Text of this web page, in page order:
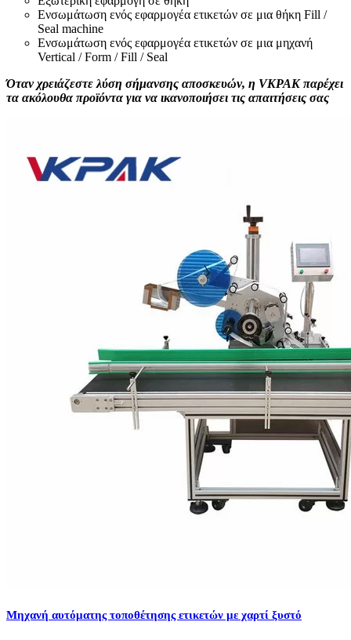
Ενσωμάτωση ενός εφαρμογέα ετικετών σε μια θήκη Fill /
Seal machine
Ενσωμάτωση ενός εφαρμογέα ετικετών σε μια μηχανή
Vertical / Form / Fill / Seal
Όταν χρειάζεστε λύση σήμανσης αποσκευών, η VKPAK παρέχει
τα ακόλουθα προϊόντα για να ικανοποιήσει τις απαιτήσεις σας
Μηχανή αυτόματης τοποθέτησης ετικετών με χαρτί ξυστό